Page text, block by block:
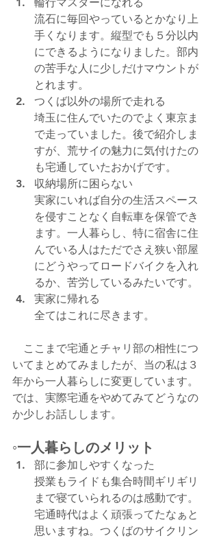
流石に毎回やっているとかなり上
手くなります。縦型でも５分以内
にできるようになりました。部内
の苦手な人に少しだけマウントが
とれます。
つくば以外の場所で走れる
埼玉に住んでいたのでよく東京ま
で走っていました。後で紹介しま
すが、荒サイの魅力に気付けたの
も宅通していたおかげです。
収納場所に困らない
実家にいれば自分の生活スペース
を侵すことなく自転車を保管でき
ます。一人暮らし、特に宿舎に住
んでいる人はただでさえ狭い部屋
にどうやってロードバイクを入れ
るか、苦労しているみたいです。
実家に帰れる
全てはこれに尽きます。
ここまで宅通とチャリ部の相性につ
いてまとめてみましたが、当の私は３
年から一人暮らしに変更しています。
では、実際宅通をやめてみてどうなの
か少しお話しします。
◦一人暮らしのメリット
部に参加しやすくなった
授業もライドも集合時間ギリギリ
まで寝ていられるのは感動です。
宅通時代はよく頑張ってたなぁと
思いますね。つくばのサイクリン